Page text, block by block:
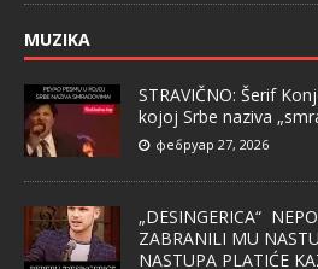
MUZIKA
STRAVIČNO: Šerif
kojoj Srbe naziva
фебруар 27, 2026
„DESINGERICA“
ZABRANILI MU
NASTUPA PLATIĆE